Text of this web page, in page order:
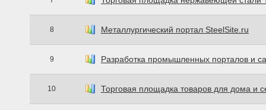
8 Металлургический портал SteelSite.ru
9 Разработка промышленных порталов и
10 Торговая площадка товаров для дома и